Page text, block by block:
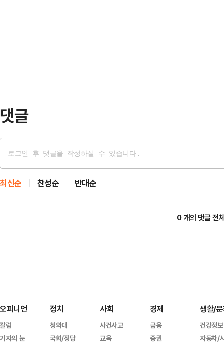
댓글
최신순 찬성순 반대순
0 개의 댓글 전
오피니언
칼럼
기자의 눈
정치
청와대
국회/정당
사회
사건사고
교육
경제
금융
증권
생활/
건강정보
자동차/